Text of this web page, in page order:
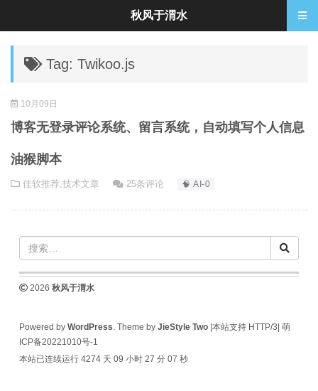
Tag: Twikoo.js
10月09日
博客无登录评论系统、留言系统，自动填写个人信息
油猴脚本
佳软推荐,技术文章 25条评论 🧠 AI-0
2026 秋风于渭水
Powered by WordPress. Theme by JieStyle Two|本站支持 HTTP/3| 萌
ICP备20221010号-1
本站已连续运行 4274 天 09 小时 27 分 07 秒
秋风于渭水